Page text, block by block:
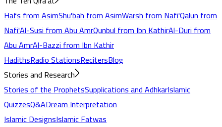
Hafs from AsimShu'bah from AsimWarsh from Nafi'Qalun from
Nafi'Al-Susi from Abu AmrQunbul from Ibn KathirAl-Duri from
Abu AmrAl-Bazzi from Ibn Kathir
HadithsRadio StationsRecitersBlog
Stories and Research
Stories of the ProphetsSupplications and AdhkarIslamic
QuizzesQ&ADream Interpretation
Islamic DesignsIslamic Fatwas